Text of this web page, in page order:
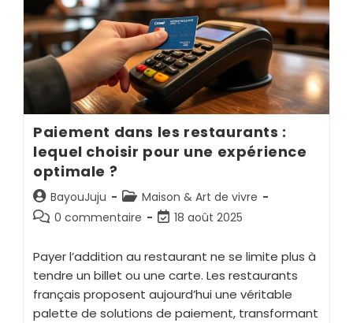
Paiement dans les restaurants :
lequel choisir pour une expérience
optimale ?
BayouJuju
Maison & Art de vivre
0 commentaire
18 août 2025
Payer l’addition au restaurant ne se limite plus à
tendre un billet ou une carte. Les restaurants
français proposent aujourd’hui une véritable
palette de solutions de paiement, transformant